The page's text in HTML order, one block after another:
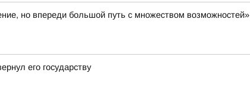
но впереди большой путь с множеством возможностей»
его государству